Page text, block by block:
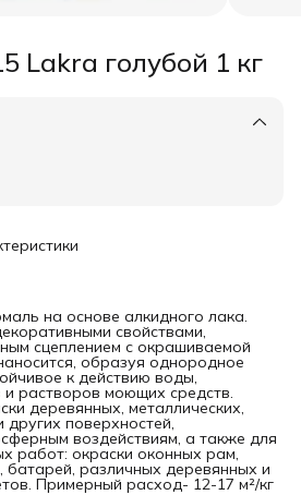
Lakra голубой 1 кг
на основе алкидного лака.
свойствами,
сцеплением с окрашиваемой
образуя однородное
к действию воды,
растворов моющих средств.
деревянных, металлических,
поверхностей,
воздействиям, а также для
работ: окраски оконных рам,
батарей, различных деревянных и
Примерный расход- 12-17 м²/кг